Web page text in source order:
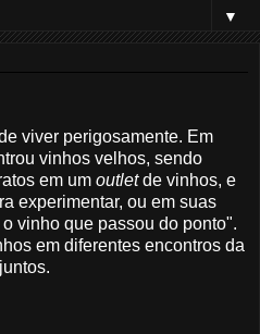
▼
viver perigosamente. Em
vinhos velhos, sendo
em um outletde vinhos, e
experimentar, ou em suas
vinho que passou do ponto".
em diferentes encontros da